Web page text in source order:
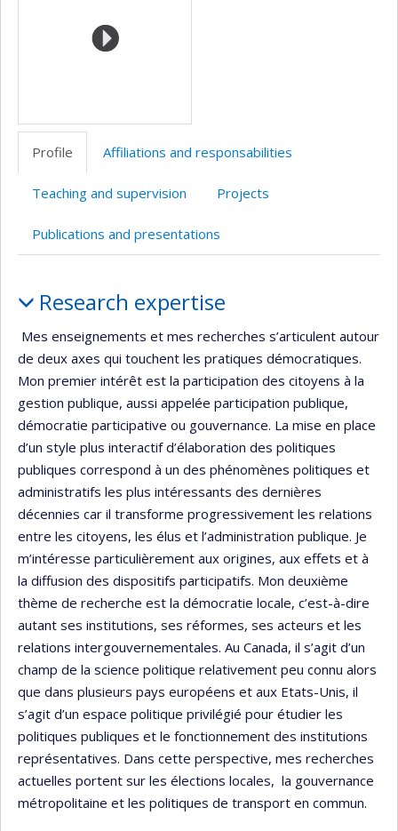
Profile Affiliations and responsabilities
Teaching and supervision Projects
Publications and presentations
Research expertise
Mes enseignements et mes recherches s’articulent autour
de deux axes qui touchent les pratiques démocratiques.
Mon premier intérêt est la participation des citoyens à la
gestion publique, aussi appelée participation publique,
démocratie participative ou gouvernance. La mise en place
d’un style plus interactif d’élaboration des politiques
publiques correspond à un des phénomènes politiques et
administratifs les plus intéressants des dernières
décennies car il transforme progressivement les relations
entre les citoyens, les élus et l’administration publique. Je
m’intéresse particulièrement aux origines, aux effets et à
la diffusion des dispositifs participatifs. Mon deuxième
thème de recherche est la démocratie locale, c’est-à-dire
autant ses institutions, ses réformes, ses acteurs et les
relations intergouvernementales. Au Canada, il s’agit d’un
champ de la science politique relativement peu connu alors
que dans plusieurs pays européens et aux Etats-Unis, il
s’agit d’un espace politique privilégié pour étudier les
politiques publiques et le fonctionnement des institutions
représentatives. Dans cette perspective, mes recherches
actuelles portent sur les élections locales, la gouvernance
métropolitaine et les politiques de transport en commun.